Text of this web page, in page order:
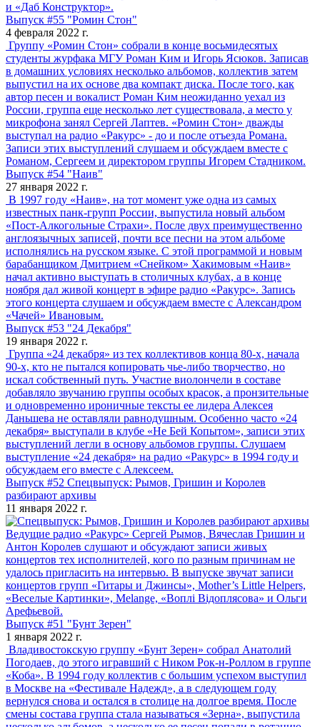
и «Даб Конструктор».
Выпуск #55 "Ромин Стон"
4 февраля 2022 г.
Группу «Ромин Стон» собрали в конце восьмидесятых
студенты журфака МГУ Роман Ким и Игорь Ясюков. Записав
в домашних условиях несколько альбомов, коллектив затем
выпустил на их основе два компакт диска. После того, как
автор песен и вокалист Роман Ким неожиданно уехал из
России, группа еще несколько лет существовала, а место у
микрофона занял Сергей Лаптев. «Ромин Стон» дважды
выступал на радио «Ракурс» - до и после отъезда Романа.
Записи этих выступлений слушаем и обсуждаем вместе с
Романом, Сергеем и директором группы Игорем Стадником.
Выпуск #54 "Наив"
27 января 2022 г.
В 1997 году «Наив», на тот момент уже одна из самых
известных панк-групп России, выпустила новый альбом
«Пост-Алкогольные Страхи». После двух преимущественно
англоязычных записей, почти все песни на этом альбоме
исполнялись на русском языке. С этой программой и новым
барабанщиком Дмитрием «Снейком» Хакимовым «Наив»
начал активно выступать в столичных клубах, а в конце
ноября дал живой концерт в эфире радио «Ракурс». Запись
этого концерта слушаем и обсуждаем вместе с Александром
«Чачей» Ивановым.
Выпуск #53 "24 Декабря"
19 января 2022 г.
Группа «24 декабря» из тех коллективов конца 80-х, начала
90-х, кто не пытался копировать чье-либо творчество, но
искал собственный путь. Участие виолончели в составе
добавляло звучанию группы особых красок, а пронзительные
и одновременно ироничные тексты ее лидера Алексея
Даньшева не оставляли равнодушным. Особенно часто «24
декабря» выступали в клубе «Не Бей Копытом», записи этих
выступлений легли в основу альбомов группы. Слушаем
выступление «24 декабря» на радио «Ракурс» в 1994 году и
обсуждаем его вместе с Алексеем.
Выпуск #52 Спецвыпуск: Рымов, Гришин и Королев
разбирают архивы
11 января 2022 г.
Ведущие радио «Ракурс» Сергей Рымов, Вячеслав Гришин и
Антон Королев слушают и обсуждают записи живых
концертов тех исполнителей, кого по разным причинам не
удалось пригласить на интервью. В выпуске звучат записи
концертов групп «Гитары и Джинсы», Mother’s Little Helpers,
«Веселые Картинки», Melange, «Воплі Відоплясова» и Ольги
Арефьевой.
Выпуск #51 "Бунт Зерен"
1 января 2022 г.
Владивостокскую группу «Бунт Зерен» собрал Анатолий
Погодаев, до этого игравший с Ником Рок-н-Роллом в группе
«Коба». В 1994 году коллектив с большим успехом выступил
в Москве на «Фестивале Надежд», а в следующем году
вернулся снова и остался в столице на долгое время. После
смены состава группа стала называться «Зерна», выпустила